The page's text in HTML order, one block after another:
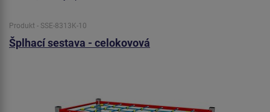
Produkt - SSE-8313K-10
Šplhací sestava - celokovová